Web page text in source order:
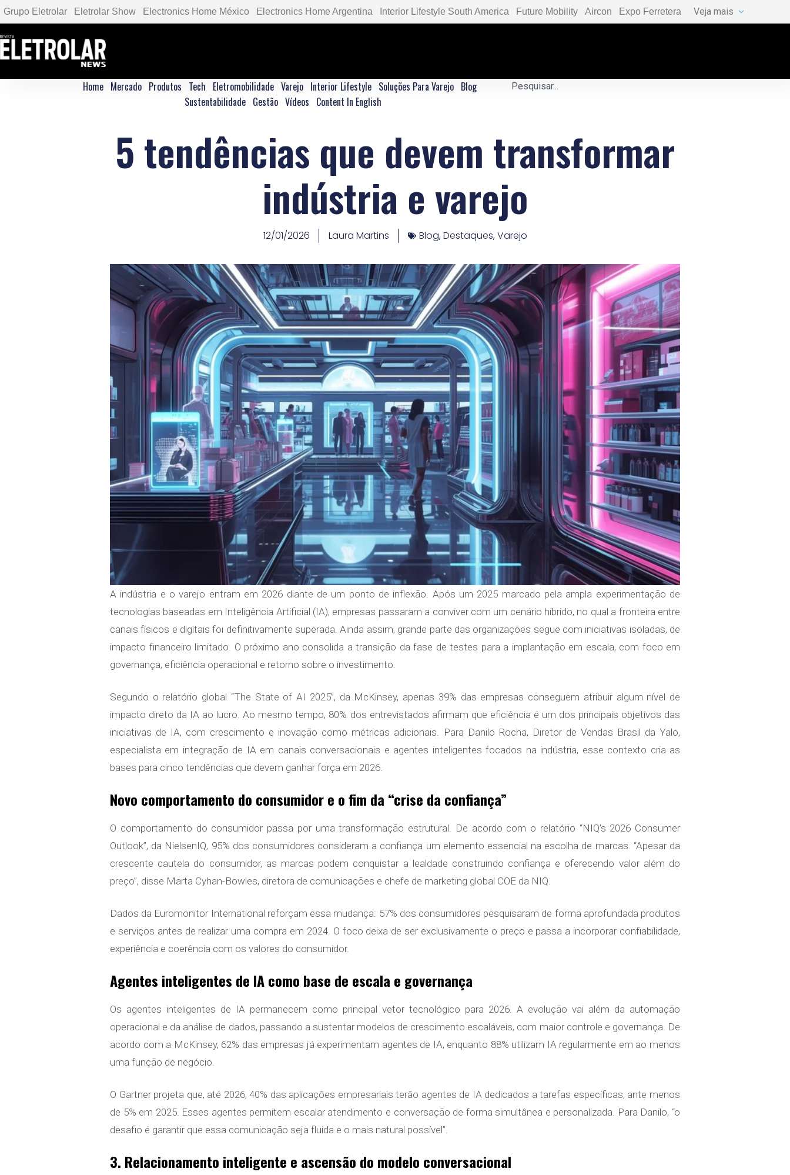
Grupo Eletrolar Eletrolar Show Electronics Home México Electronics Home Argentina Interior Lifestyle South America Future Mobility Aircon Expo Ferretera Veja mais
Home Mercado Produtos Tech Eletromobilidade Varejo Interior Lifestyle Soluções Para Varejo Blog
Sustentabilidade Gestão Vídeos Content In English
5 tendências que devem transformar
indústria e varejo
12/01/2026 Laura Martins Blog,Destaques,Varejo
A indústria e o varejo entram em 2026 diante de um ponto de inflexão. Após um 2025 marcado pela ampla experimentação de
tecnologias baseadas em Inteligência Artificial (IA), empresas passaram a conviver com um cenário híbrido, no qual a fronteira entre
canais físicos e digitais foi definitivamente superada. Ainda assim, grande parte das organizações segue com iniciativas isoladas, de
impacto financeiro limitado. O próximo ano consolida a transição da fase de testes para a implantação em escala, com foco em
governança, eficiência operacional e retorno sobre o investimento.
Segundo o relatório global “The State of AI 2025”, da McKinsey, apenas 39% das empresas conseguem atribuir algum nível de
impacto direto da IA ao lucro. Ao mesmo tempo, 80% dos entrevistados afirmam que eficiência é um dos principais objetivos das
iniciativas de IA, com crescimento e inovação como métricas adicionais. Para Danilo Rocha, Diretor de Vendas Brasil da Yalo,
especialista em integração de IA em canais conversacionais e agentes inteligentes focados na indústria, esse contexto cria as
bases para cinco tendências que devem ganhar força em 2026.
Novo comportamento do consumidor e o fim da “crise da confiança”
O comportamento do consumidor passa por uma transformação estrutural. De acordo com o relatório “NIQ’s 2026 Consumer
Outlook”, da NielsenIQ, 95% dos consumidores consideram a confiança um elemento essencial na escolha de marcas. “Apesar da
crescente cautela do consumidor, as marcas podem conquistar a lealdade construindo confiança e oferecendo valor além do
preço”, disse Marta Cyhan-Bowles, diretora de comunicações e chefe de marketing global COE da NIQ.
Dados da Euromonitor International reforçam essa mudança: 57% dos consumidores pesquisaram de forma aprofundada produtos
e serviços antes de realizar uma compra em 2024. O foco deixa de ser exclusivamente o preço e passa a incorporar confiabilidade,
experiência e coerência com os valores do consumidor.
Agentes inteligentes de IA como base de escala e governança
Os agentes inteligentes de IA permanecem como principal vetor tecnológico para 2026. A evolução vai além da automação
operacional e da análise de dados, passando a sustentar modelos de crescimento escaláveis, com maior controle e governança. De
acordo com a McKinsey, 62% das empresas já experimentam agentes de IA, enquanto 88% utilizam IA regularmente em ao menos
uma função de negócio.
O Gartner projeta que, até 2026, 40% das aplicações empresariais terão agentes de IA dedicados a tarefas específicas, ante menos
de 5% em 2025. Esses agentes permitem escalar atendimento e conversação de forma simultânea e personalizada. Para Danilo, “o
desafio é garantir que essa comunicação seja fluida e o mais natural possível”.
3. Relacionamento inteligente e ascensão do modelo conversacional